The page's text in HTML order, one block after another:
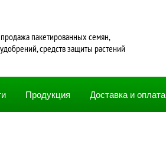
продажа пакетированных семян,
удобрений, средств защиты растений
Продукция Доставка и оплата